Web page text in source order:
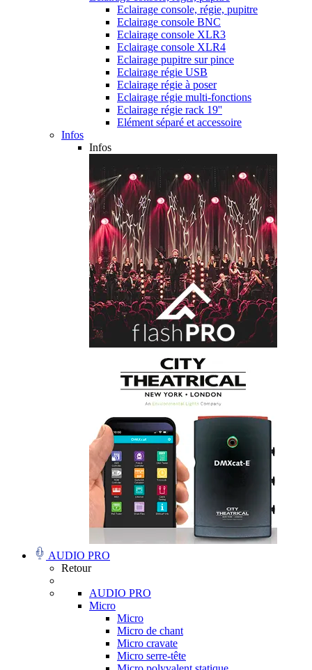
Eclairage console, régie, pupitre
Eclairage console BNC
Eclairage console XLR3
Eclairage console XLR4
Eclairage pupitre sur pince
Eclairage régie USB
Eclairage régie à poser
Eclairage régie multi-fonctions
Eclairage régie rack 19''
Elément séparé et accessoire
Infos
Infos
AUDIO PRO
Retour
AUDIO PRO
Micro
Micro
Micro de chant
Micro cravate
Micro serre-tête